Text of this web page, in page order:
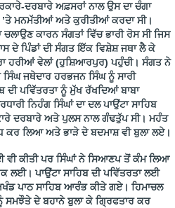
ਦਰਬਾਰੇ ਅਫ਼ਸਰਾਂ ਨਾਲ ਉਸ ਦਾ ਚੰਗਾ
ਮਨਮੱਤੀਆਂ ਅਤੇ ਕੁਰੀਤੀਆਂ ਕਰਦਾ ਸੀ।
ਕਾਰਨ ਸੰਗਤਾਂ ਵਿੱਚ ਭਾਰੀ ਰੋਸ ਸੀ ਜਿਸ
ਦੇ ਪਿੰਡਾਂ ਦੀ ਸੰਗਤ ਇੱਕ ਵਿਸ਼ੇਸ਼ ਜਥਾ ਲੈ ਕੇ
ਹਰੀਆਂ ਵੇਲਾਂ (ਹੁਸ਼ਿਆਰਪੁਰ) ਪਹੁੰਚੀ। ਸੰਗਤ ਨੇ
ਜਥੇਦਾਰ ਹਰਭਜਨ ਸਿੰਘ ਨੂੰ ਸਾਰੀ
ਦੀ ਪਵਿੱਤਰਤਾ ਨੂੰ ਮੁੱਖ ਰੱਖਦਿਆਂ ਬਾਬਾ
ਨਿਹੰਗ ਸਿੰਘਾਂ ਦਾ ਦਲ ਪਾਉਂਟਾ ਸਾਹਿਬ
ਦਰਬਾਰੇ ਅਤੇ ਪੁਲਸ ਨਾਲ ਗੰਢਤੁੱਪ ਸੀ। ਮਹੰਤ
ਕਰ ਲਿਆ ਅਤੇ ਭਾੜੇ ਦੇ ਬਦਮਾਸ਼ ਵੀ ਬੁਲਾ ਲਏ।
ਵੀ ਕੀਤੀ ਪਰ ਸਿੰਘਾਂ ਨੇ ਸਿਆਣਪ ਤੋਂ ਕੰਮ ਲਿਆ
ਪਾਉਂਟਾ ਸਾਹਿਬ ਦੀ ਪਵਿੱਤਰਤਾ ਲਈ
ਪਾਠ ਸਾਹਿਬ ਆਰੰਭ ਕੀਤੇ ਗਏ। ਹਿਮਾਚਲ
ਸਮਝੌਤੇ ਦੇ ਬਹਾਨੇ ਬੁਲਾ ਕੇ ਗ੍ਰਿਫਤਾਰ ਕਰ